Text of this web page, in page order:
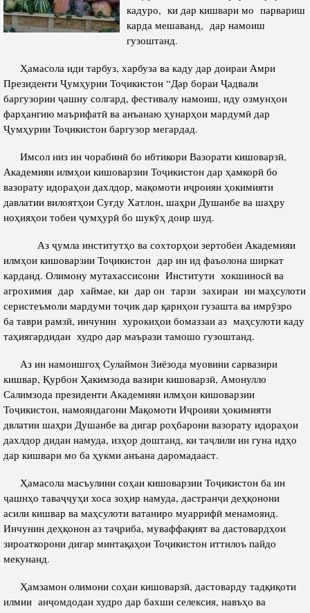
Салоҳият
Тарҷумаи ҳол
Мақолаҳо
Хадамоти матбуот
Сохтори Институт
Роҳбарон ва кормандон
кадуро, ки дар кишвари мо парвариш
карда мешаванд, дар намоиш
гузоштанд.
Ҳамасола иди тарбуз, харбуза ва каду дар доираи Амри
Президенти Ҷумҳурии Тоҷикистон “Дар бораи Ҷадвали
баргузории ҷашну солгард, фестивалу намоиш, иду озмунҳои
фарҳангию маърифатӣ ва анъанаю ҳунарҳои мардумӣ дар
Ҷумҳурии Тоҷикистон баргузор мегардад.
Имсол низ ин чорабинӣ бо ибтикори Вазорати кишоварзӣ,
Академияи илмҳои кишоварзии Тоҷикистон дар ҳамкорӣ бо
вазорату идораҳои дахлдор, мақомоти иҷроияи ҳокимияти
давлатии вилоятҳои Суғду Хатлон, шаҳри Душанбе ва шаҳру
ноҳияҳои тобеи ҷумҳурӣ бо шукӯҳ доир шуд.
Аз ҷумла институтҳо ва сохторҳои зертобеи Академияи
илмҳои кишоварзии Тоҷикистон дар ин ид фаъолона ширкат
карданд. Олимону мутахассисони Институти хокшиносӣ ва
агрохимия дар хаймае, ки дар он тарзи захираи ин маҳсулоти
серистеъмоли мардуми тоҷик дар қарнҳои гузашта ва имрӯзро
ба таври рамзӣ, инчунин хурокиҳои бомаззаи аз маҳсулоти каду
таҳиягардидаи худро дар маърази тамошо гузоштанд.
Аз ин намоишгоҳ Сулаймон Зиёзода муовини сарвазири
кишвар, Қурбон Ҳакимзода вазири кишоварзӣ, Амонулло
Салимзода президенти Академияи илмҳои кишоварзии
Тоҷикистон, намояндагони Мақомоти Иҷроияи ҳокимияти
двлатии шаҳри Душанбе ва дигар роҳбарони вазорату идораҳои
дахлдор дидан намуда, изҳор доштанд, ки таҷлили ин гуна идҳо
дар кишвари мо ба ҳукми анъана даромадааст.
Ҳамасола масъулини соҳаи кишоварзии Тоҷикистон ба ин
ҷашнҳо таваҷҷуҳи хоса зоҳир намуда, дастранҷи деҳқонони
асили кишвар ва маҳсулоти ватаниро муаррифӣ менамоянд.
Инчунин деҳқонон аз таҷриба, муваффақият ва дастовардҳои
зироаткорони дигар минтақаҳои Тоҷикистон иттилоъ пайдо
мекунанд.
Ҳамзамон олимони соҳаи кишоварзӣ, дастоварду тадқиқоти
илмии анҷомдодаи худро дар бахши селексия, навъҳо ва